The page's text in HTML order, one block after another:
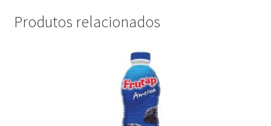
Produtos relacionados